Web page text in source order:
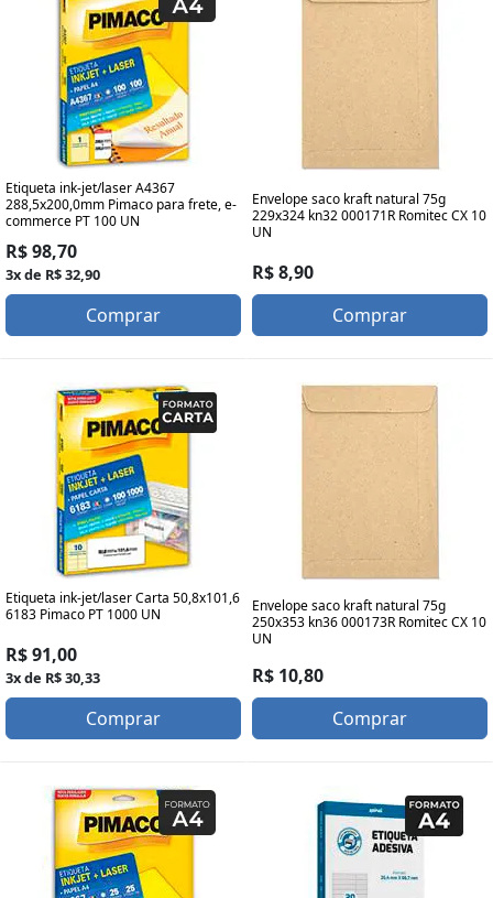
Etiqueta ink-jet/laser A4367
288,5x200,0mm Pimaco para frete, e-
commerce PT 100 UN
R$ 98,70
3x de R$ 32,90
Comprar
Envelope saco kraft natural 75g
229x324 kn32 000171R Romitec CX 10
UN
R$ 8,90
Comprar
Etiqueta ink-jet/laser Carta 50,8x101,6
6183 Pimaco PT 1000 UN
R$ 91,00
3x de R$ 30,33
Comprar
Envelope saco kraft natural 75g
250x353 kn36 000173R Romitec CX 10
UN
R$ 10,80
Comprar